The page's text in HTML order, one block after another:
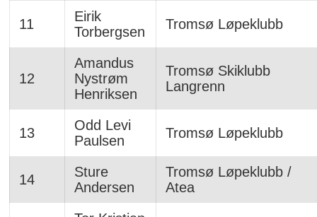
11
Eirik
Torbergsen
Tromsø Løpeklubb
12
Amandus
Nystrøm
Henriksen
Tromsø Skiklubb
Langrenn
13
Odd Levi
Paulsen
Tromsø Løpeklubb
14
Sture
Andersen
Tromsø Løpeklubb /
Atea